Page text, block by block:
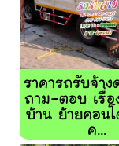
ราคารถรับจ้าง
ถาม-ตอบ เรื่อ
บ้าน ย้ายคอนโ
ค...